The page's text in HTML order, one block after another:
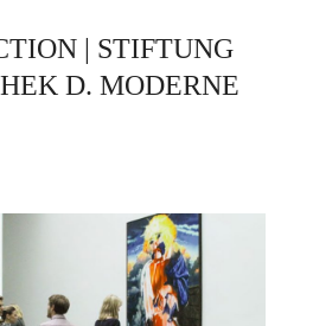
| STIFTUNG
D. MODERNE